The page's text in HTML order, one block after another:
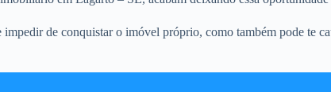
de conquistar o imóvel próprio, como também pode te